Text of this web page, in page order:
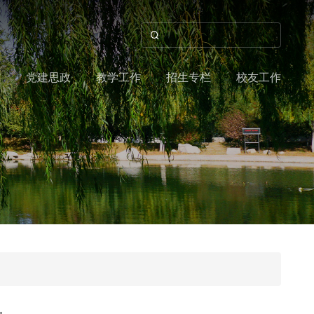
党建思政 教学工作 招生专栏 校友工作